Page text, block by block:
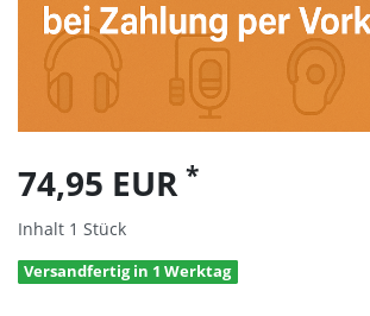
74,95 EUR *
Inhalt 1 Stück
Versandfertig in 1 Werktag